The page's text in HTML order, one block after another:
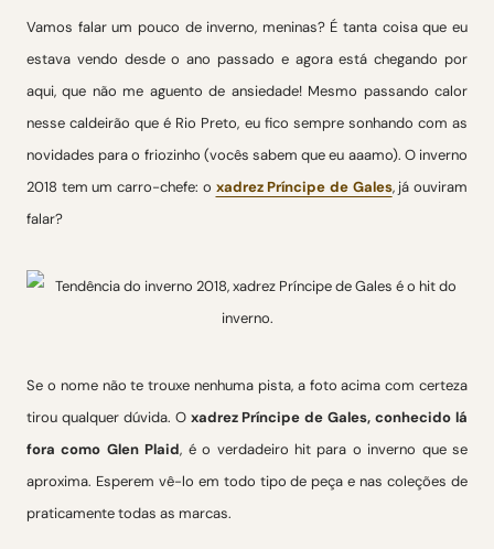
Vamos falar um pouco de inverno, meninas? É tanta coisa que eu
estava vendo desde o ano passado e agora está chegando por
aqui, que não me aguento de ansiedade! Mesmo passando calor
nesse caldeirão que é Rio Preto, eu fico sempre sonhando com as
novidades para o friozinho (vocês sabem que eu aaamo). O inverno
2018 tem um carro-chefe: o xadrez Príncipe de Gales, já ouviram
falar?
Se o nome não te trouxe nenhuma pista, a foto acima com certeza
tirou qualquer dúvida. O xadrez Príncipe de Gales, conhecido lá
fora como Glen Plaid, é o verdadeiro hit para o inverno que se
aproxima. Esperem vê-lo em todo tipo de peça e nas coleções de
praticamente todas as marcas.